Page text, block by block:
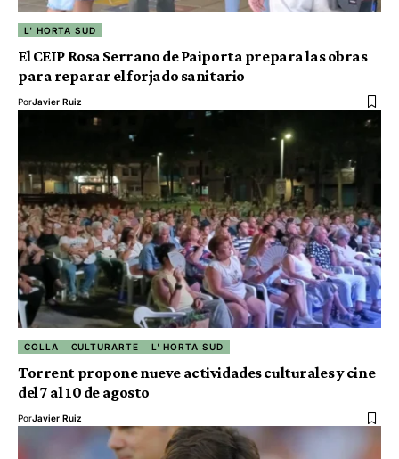
L' HORTA SUD
El CEIP Rosa Serrano de Paiporta prepara las obras
para reparar el forjado sanitario
PorJavier Ruiz
COLLA CULTURARTE L' HORTA SUD
Torrent propone nueve actividades culturales y cine
del 7 al 10 de agosto
PorJavier Ruiz